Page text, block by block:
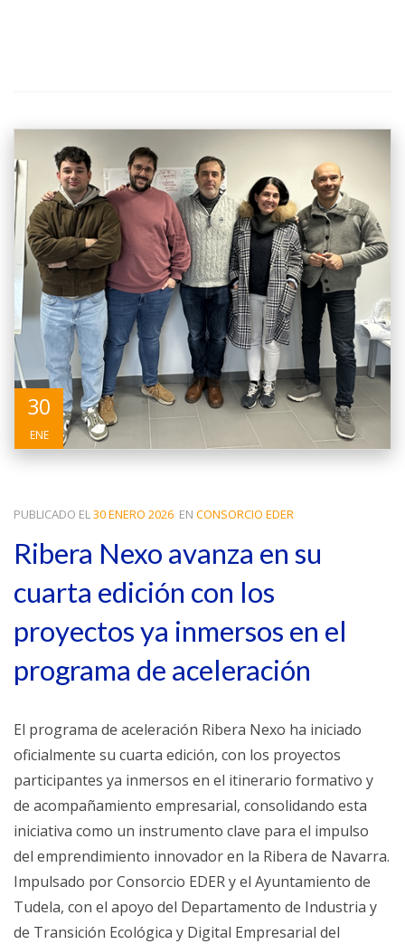
30
ENE
PUBLICADO EL30 ENERO 2026 EN CONSORCIO EDER
Ribera Nexo avanza en su
cuarta edición con los
proyectos ya inmersos en el
programa de aceleración
El programa de aceleración Ribera Nexo ha iniciado
oficialmente su cuarta edición, con los proyectos
participantes ya inmersos en el itinerario formativo y
de acompañamiento empresarial, consolidando esta
iniciativa como un instrumento clave para el impulso
del emprendimiento innovador en la Ribera de Navarra.
Impulsado por Consorcio EDER y el Ayuntamiento de
Tudela, con el apoyo del Departamento de Industria y
de Transición Ecológica y Digital Empresarial del